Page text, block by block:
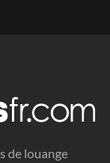
de louange